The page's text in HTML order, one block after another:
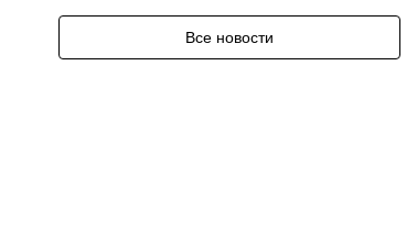
Все новости